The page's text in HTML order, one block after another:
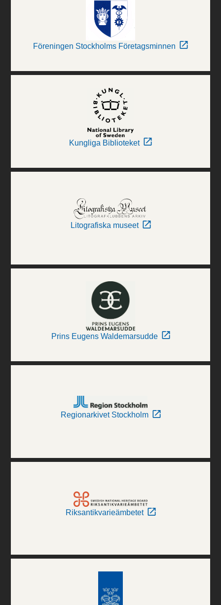
Föreningen Stockholms Företagsminnen
Kungliga Biblioteket
Litografiska museet
Prins Eugens Waldemarsudde
Regionarkivet Stockholm
Riksantikvarieämbetet